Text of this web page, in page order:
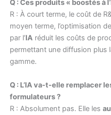
Q : Ces produits « boostés à
R : À court terme, le coût de
moyen terme, l’optimisation
par l’IA réduit les coûts de
permettant une diffusion plus
gamme.
Q : L’IA va-t-elle remplacer
formulateurs ?
R : Absolument pas. Elle les